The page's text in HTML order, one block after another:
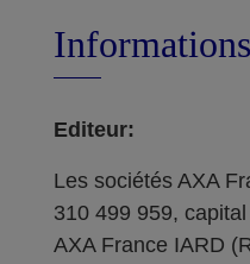
Editeur:
Les sociétés AXA
310 499 959,
AXA France IARD